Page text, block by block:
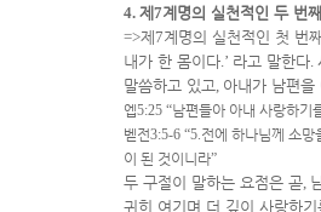
4. 제 7계명의 실천적인 두 번
=>제 7계명의 실천적인 첫 번
내가 한 몸이다.’ 라고 말한다.
말씀하고 있고, 아내가 남편을
엡5:25 “남편들아 아내 사랑하기
벧전3:5-6 “5.전에 하나님께 소망
이 된 것이니라”
두 구절이 말하는 요점은 곧,
귀히 여기며 더 깊이 사랑하